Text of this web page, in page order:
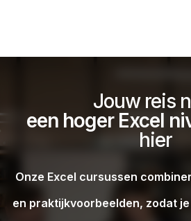
Jouw reis
een hoger Excel
hier
Onze Excel cursussen
en praktijkvoorbeelden, zodat